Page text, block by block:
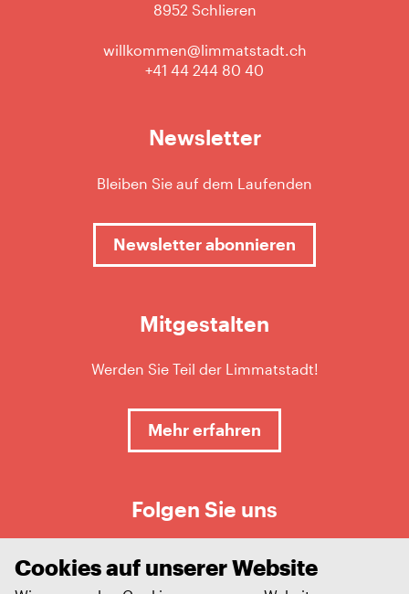
8952 Schlieren
willkommen@limmatstadt.ch
+41 44 244 80 40
Newsletter
Bleiben Sie auf dem Laufenden
Newsletter abonnieren
Mitgestalten
Werden Sie Teil der Limmatstadt!
Mehr erfahren
Folgen Sie uns
Cookies auf unserer Website